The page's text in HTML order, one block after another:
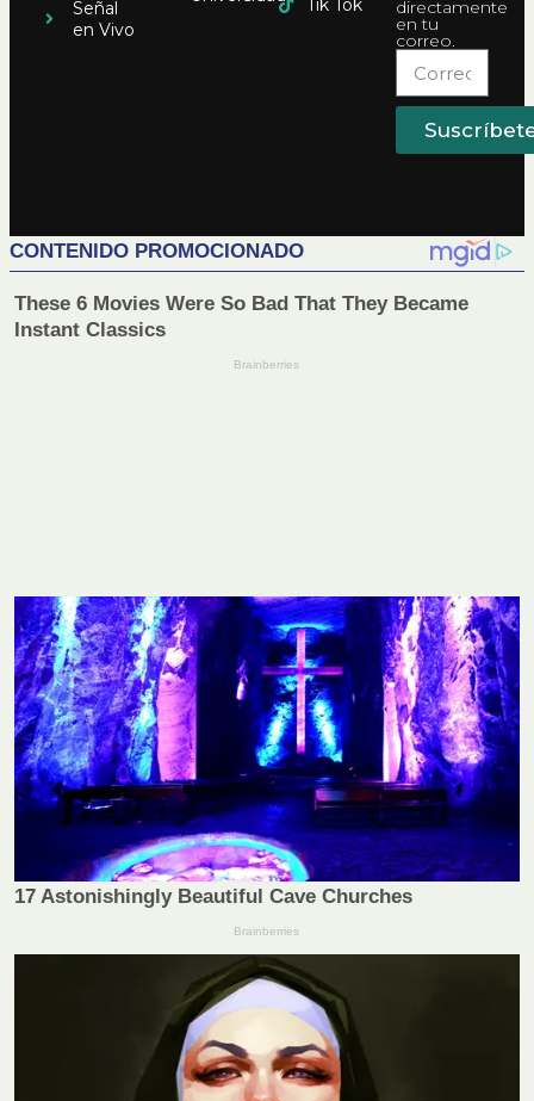
Señal
en Vivo
Tik Tok directamente
en tu
correo.